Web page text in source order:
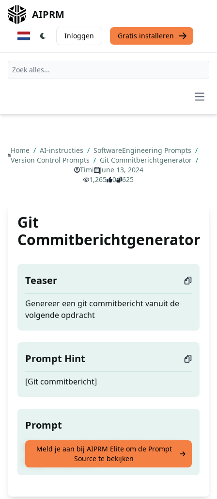
AIPRM
Inloggen Gratis installeren
Home / AI-instructies / SoftwareEngineering Prompts /
Version Control Prompts / Git Commitberichtgenerator /
Timi
June 13, 2024
1,265
0 625
Git
Commitberichtgenerator
Teaser
Genereer een git commitbericht vanuit de
volgende opdracht
Prompt Hint
[Git commitbericht]
Prompt
Genereer een git commitbericht vanuit de
volgende opdracht
Meld je aan bij AIPRM Elite om de Prompt
Source te bekijken